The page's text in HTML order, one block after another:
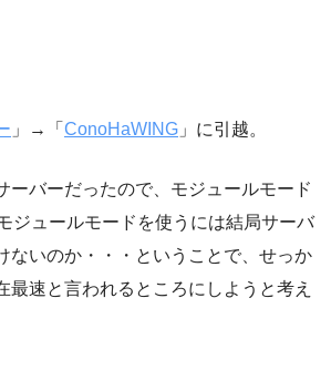
」→「 ConoHaWING 」に引越。
ーバーだったので、モジュールモード
ジュールモードを使うには結局サーバ
ないのか・・・ということで、せっか
最速と言われるところにしようと考え